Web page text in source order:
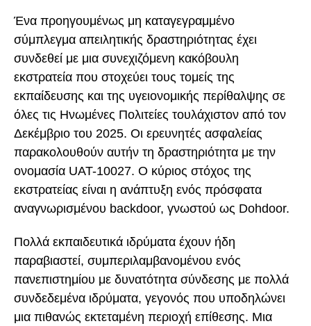
Ένα προηγουμένως μη καταγεγραμμένο
σύμπλεγμα απειλητικής δραστηριότητας έχει
συνδεθεί με μια συνεχιζόμενη κακόβουλη
εκστρατεία που στοχεύει τους τομείς της
εκπαίδευσης και της υγειονομικής περίθαλψης σε
όλες τις Ηνωμένες Πολιτείες τουλάχιστον από τον
Δεκέμβριο του 2025. Οι ερευνητές ασφαλείας
παρακολουθούν αυτήν τη δραστηριότητα με την
ονομασία UAT-10027. Ο κύριος στόχος της
εκστρατείας είναι η ανάπτυξη ενός πρόσφατα
αναγνωρισμένου backdoor, γνωστού ως Dohdoor.
Πολλά εκπαιδευτικά ιδρύματα έχουν ήδη
παραβιαστεί, συμπεριλαμβανομένου ενός
πανεπιστημίου με δυνατότητα σύνδεσης με πολλά
συνδεδεμένα ιδρύματα, γεγονός που υποδηλώνει
μια πιθανώς εκτεταμένη περιοχή επίθεσης. Μια